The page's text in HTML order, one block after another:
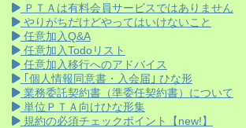
ＰＴＡは有料会員サービスではありません
やりがちだけどやってはいけないこと
任意加入Q&A
任意加入Todoリスト
任意加入移行へのアドバイス
｢個人情報同意書・入会届｣ ひな形
業務委託契約書（準委任契約書）について
単位ＰＴＡ向けひな形集
規約の必須チェックポイント【new!】